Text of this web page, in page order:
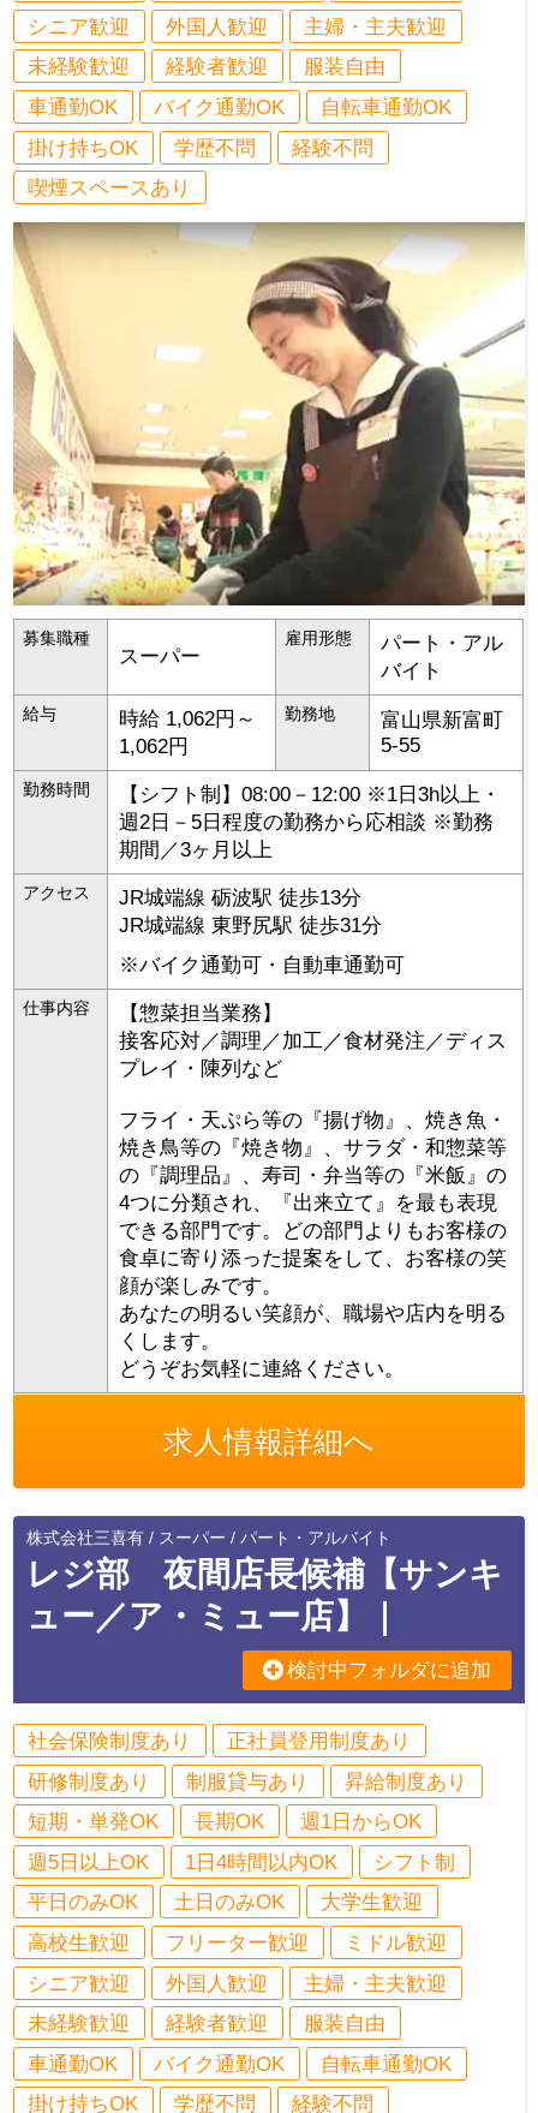
シニア歓迎
外国人歓迎
主婦・主夫歓迎
未経験歓迎
経験者歓迎
服装自由
車通勤OK
バイク通勤OK
自転車通勤OK
掛け持ちOK
学歴不問
経験不問
喫煙スペースあり
募集職種
スーパー
雇用形態
パート・アル
バイト
給与
時給 1,062円～
1,062円
勤務地 富山県新富町
5-55
勤務時間
【シフト制】08:00－12:00 ※1日3h以上・
週2日－5日程度の勤務から応相談 ※勤務
期間／3ヶ月以上
アクセス
JR城端線 砺波駅 徒歩13分
JR城端線 東野尻駅 徒歩31分
※バイク通勤可・自動車通勤可
仕事内容
【惣菜担当業務】
接客応対／調理／加工／食材発注／ディス
プレイ・陳列など
フライ・天ぷら等の『揚げ物』、焼き魚・
焼き鳥等の『焼き物』、サラダ・和惣菜等
の『調理品』、寿司・弁当等の『米飯』の
4つに分類され、『出来立て』を最も表現
できる部門です。どの部門よりもお客様の
食卓に寄り添った提案をして、お客様の笑
顔が楽しみです。
あなたの明るい笑顔が、職場や店内を明る
くします。
どうぞお気軽に連絡ください。
求人情報詳細へ
株式会社三喜有 / スーパー / パート・アルバイト
レジ部 夜間店長候補【サンキ
ュー／ア・ミュー店】｜
検討中フォルダに追加
社会保険制度あり
正社員登用制度あり
研修制度あり
制服貸与あり
昇給制度あり
短期・単発OK
長期OK
週1日からOK
週5日以上OK
1日4時間以内OK
シフト制
平日のみOK
土日のみOK
大学生歓迎
高校生歓迎
フリーター歓迎
ミドル歓迎
シニア歓迎
外国人歓迎
主婦・主夫歓迎
未経験歓迎
経験者歓迎
服装自由
車通勤OK
バイク通勤OK
自転車通勤OK
掛け持ちOK
学歴不問 経験不問